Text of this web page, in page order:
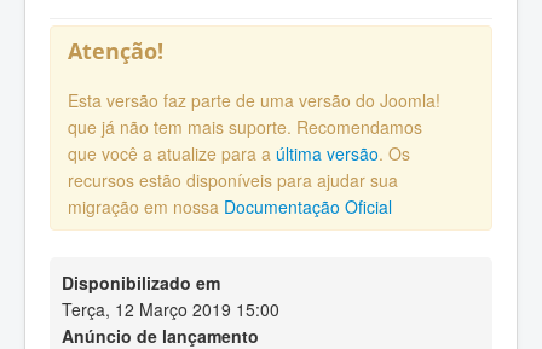
Atenção!
Esta versão faz parte de uma versão do Joomla!
que já não tem mais suporte. Recomendamos
que você a atualize para a última versão. Os
recursos estão disponíveis para ajudar sua
migração em nossa Documentação Oficial
Disponibilizado em
Terça, 12 Março 2019 15:00
Anúncio de lançamento